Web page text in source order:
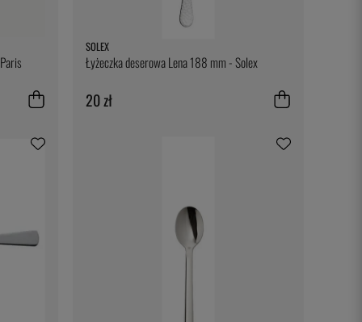
SOLEX
Łyżeczka deserowa Lena 188 mm - Solex
20 zł